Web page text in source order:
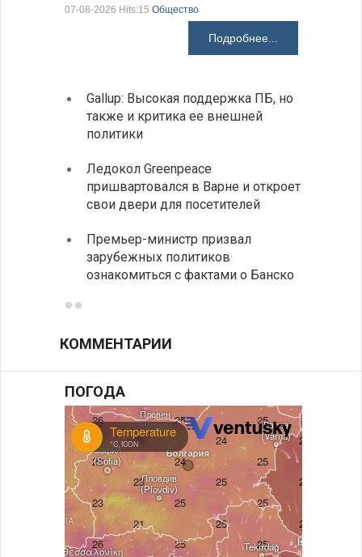
07-08-2026 Hits:15 Общество
Подробнее...
Gallup: Высокая поддержка ПБ, но
также и критика ее внешней
политики
Ледокол Greenpeace
пришвартовался в Варне и откроет
свои двери для посетителей
Премьер-министр призвал
зарубежных политиков
ознакомиться с фактами о Банско
КОММЕНТАРИИ
ПОГОДА